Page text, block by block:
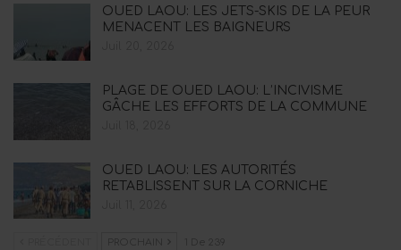
OUED LAOU: LES JETS-SKIS DE LA PEUR
MENACENT LES BAIGNEURS
PLAGE DE OUED LAOU: L’INCIVISME
GÂCHE LES EFFORTS DE LA COMMUNE
OUED LAOU: LES AUTORITÉS
RETABLISSENT SUR LA CORNICHE
PROCHAIN 1 De 239